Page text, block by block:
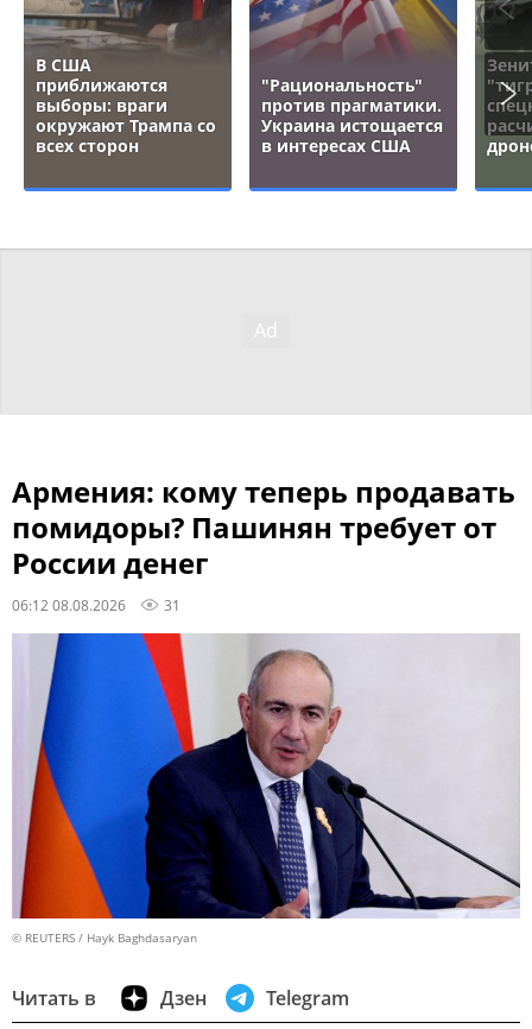
В США
приближаются
выборы: враги
окружают Трампа со
всех сторон
"Рациональность"
против прагматики.
Украина истощается
в интересах США
Армения: кому теперь продавать
помидоры? Пашинян требует от
России денег
06:12 08.08.2026 31
© REUTERS / Hayk Baghdasaryan
Читать в Дзен Telegram